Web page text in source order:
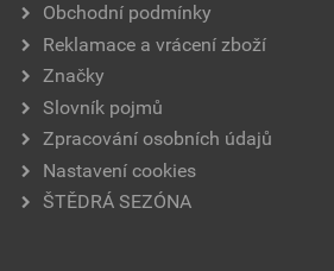
Obchodní podmínky
Reklamace a vrácení zboží
Značky
Slovník pojmů
Zpracování osobních údajů
Nastavení cookies
ŠTĚDRÁ SEZÓNA